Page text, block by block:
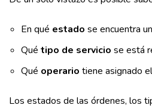
En qué estado se encuentra
Qué tipo de servicio se está
Qué operario tiene asignado
Los estados de las órdenes, los